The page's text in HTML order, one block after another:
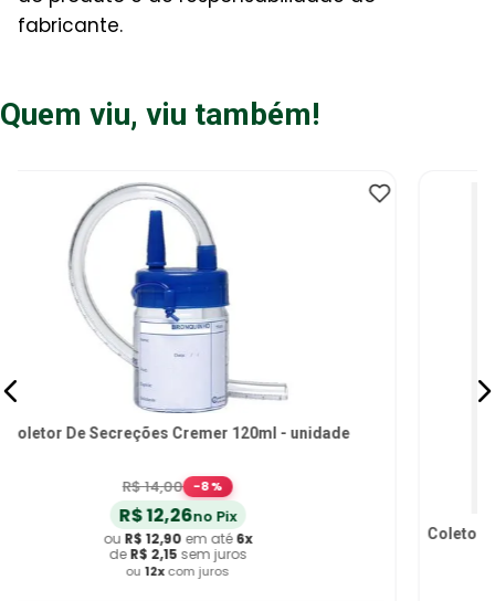
fabricante.
Quem viu, viu também!
Coletor de Secreções de Vias Aéreas CPL 70ml - unidade